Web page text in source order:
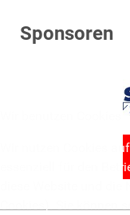
Sponsoren
Wir nutzen Cookies
essenziell für den